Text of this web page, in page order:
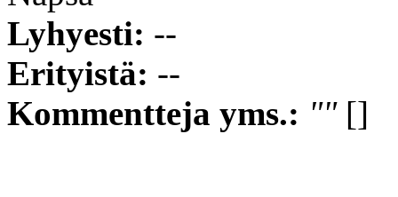
Lyhyesti: --
Erityistä: --
Kommentteja yms.: ""[]